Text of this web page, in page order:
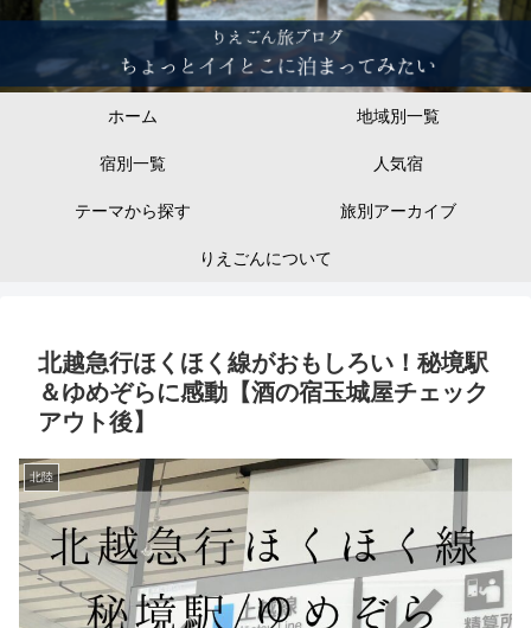
ホーム 地域別一覧
宿別一覧 人気宿
テーマから探す 旅別アーカイブ
りえごんについて
北越急行ほくほく線がおもしろい！秘境駅
＆ゆめぞらに感動【酒の宿玉城屋チェック
アウト後】
北陸